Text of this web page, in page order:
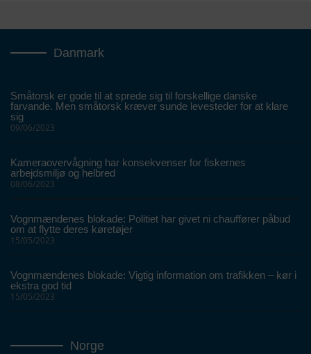
Danmark
Småtorsk er gode til at sprede sig til forskellige danske
farvande. Men småtorsk kræver sunde levesteder for at klare
sig
09/06/2023
Kameraovervågning har konsekvenser for fiskernes
arbejdsmiljø og helbred
08/06/2023
Vognmændenes blokade: Politiet har givet ni chauffører påbud
om at flytte deres køretøjer
15/05/2023
Vognmændenes blokade: Vigtig information om trafikken – kør i
ekstra god tid
15/05/2023
Norge